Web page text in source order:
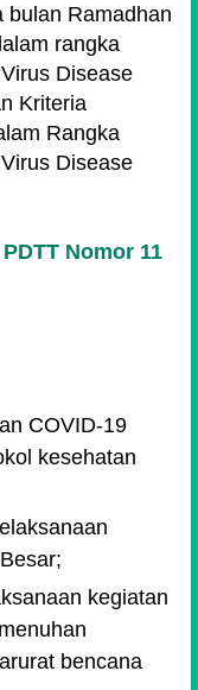
bulan Ramadhan
rangka
Disease
Kriteria
Rangka
Disease
Nomor 11
COVID-19
kesehatan
kegiatan
bencana